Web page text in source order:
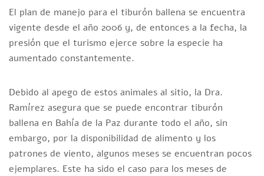
El plan de manejo para el tiburón ballena se encuentra
vigente desde el año 2006 y, de entonces a la fecha, la
presión que el turismo ejerce sobre la especie ha
aumentado constantemente.
Debido al apego de estos animales al sitio, la Dra.
Ramírez asegura que se puede encontrar tiburón
ballena en Bahía de la Paz durante todo el año, sin
embargo, por la disponibilidad de alimento y los
patrones de viento, algunos meses se encuentran pocos
ejemplares. Este ha sido el caso para los meses de